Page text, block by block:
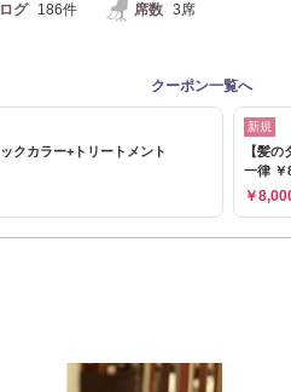
グ 186件 席数 3席
クーポン一覧へ
クカラー+トリートメント
新規
【髪
一律 ￥
￥